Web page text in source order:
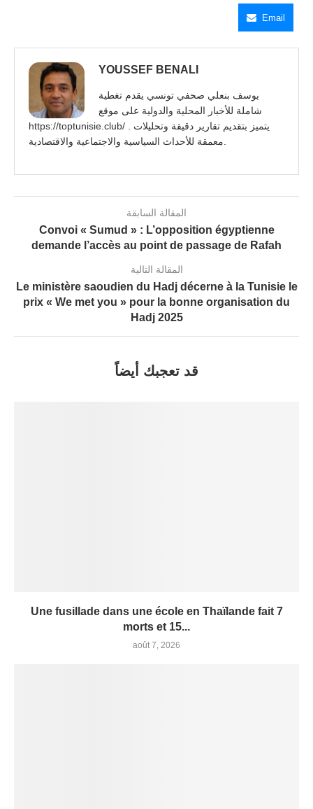
Email
YOUSSEF BENALI
يوسف بنعلي صحفي تونسي يقدم تغطية
شاملة للأخبار المحلية والدولية على موقع
https://toptunisie.club/ . يتميز بتقديم تقارير دقيقة وتحليلات
المقالة السابقة
Convoi « Sumud » : L’opposition égyptienne
demande l’accès au point de passage de Rafah
المقالة التالية
Le ministère saoudien du Hadj décerne à la Tunisie le
prix « We met you » pour la bonne organisation du
Hadj 2025
قد تعجبك أيضاً
Une fusillade dans une école en Thaïlande fait 7
morts et 15...
août 7, 2026